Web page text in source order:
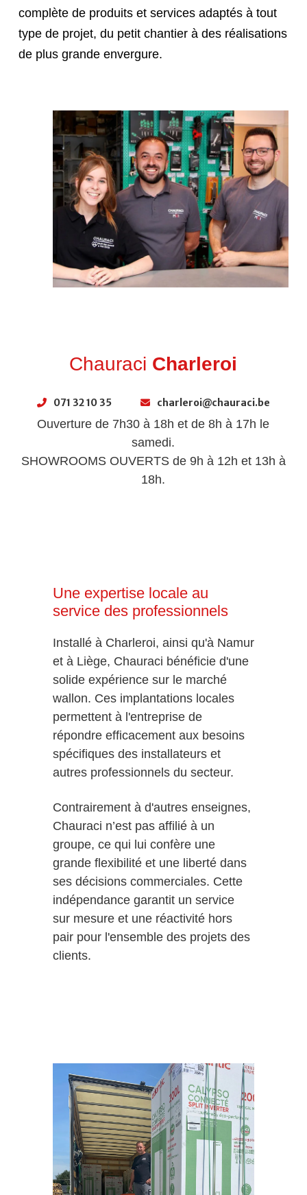
complète de produits et services adaptés à tout
type de projet, du petit chantier à des réalisations
de plus grande envergure.
Chauraci Charleroi
071 32 10 35 charleroi@chauraci.be
Ouverture de 7h30 à 18h et de 8h à 17h le
samedi.
SHOWROOMS OUVERTS de 9h à 12h et 13h à
18h.
Une expertise locale au
service des professionnels
Installé à Charleroi, ainsi qu'à Namur
et à Liège, Chauraci bénéficie d'une
solide expérience sur le marché
wallon. Ces implantations locales
permettent à l'entreprise de
répondre efficacement aux besoins
spécifiques des installateurs et
autres professionnels du secteur.
Contrairement à d'autres enseignes,
Chauraci n’est pas affilié à un
groupe, ce qui lui confère une
grande flexibilité et une liberté dans
ses décisions commerciales. Cette
indépendance garantit un service
sur mesure et une réactivité hors
pair pour l'ensemble des projets des
clients.